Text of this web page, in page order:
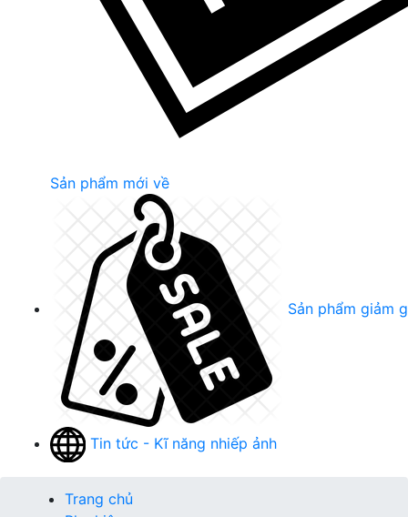
Sản phẩm mới về
Sản phẩm giảm
Tin tức - Kĩ năng nhiếp ảnh
Trang chủ